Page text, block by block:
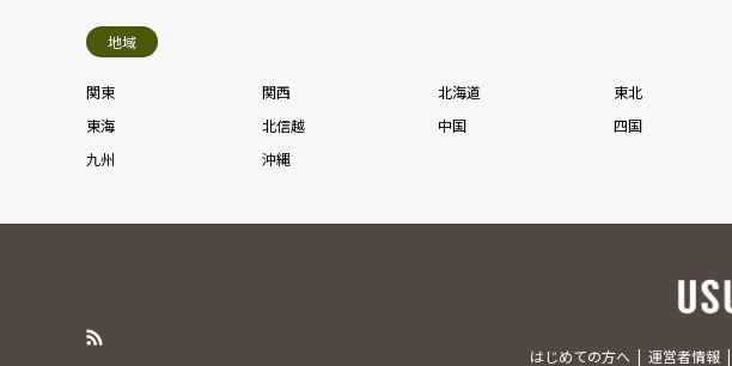
地域
関東 関西 北海道
東北
東海
北信越 中国
四国
九州
沖縄
はじめての方へ 運営者情報